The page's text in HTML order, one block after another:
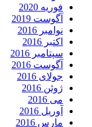
فوریه 2020
آگوست 2019
نوامبر 2016
اکتبر 2016
سپتامبر 2016
آگوست 2016
جولای 2016
ژوئن 2016
می 2016
آوریل 2016
مارس 2016